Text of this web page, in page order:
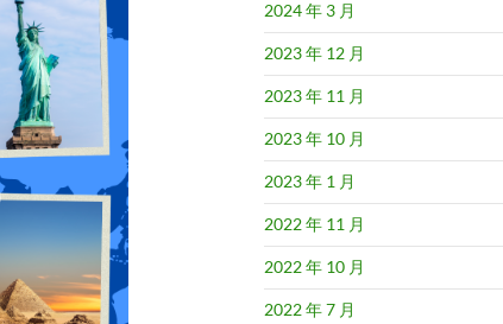
2024 年 3 月
2023 年 12 月
2023 年 11 月
2023 年 10 月
2023 年 1 月
2022 年 11 月
2022 年 10 月
2022 年 7 月